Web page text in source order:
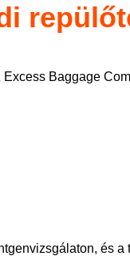
Excess Baggage
és a